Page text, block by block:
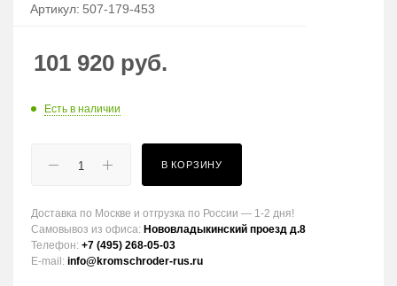
Артикул: 507-179-453
101 920 руб.
Есть в наличии
В КОРЗИНУ
Доставка по Москве и отгрузка по России — 1-2 дня!
Самовывоз из офиса: Нововладыкинский проезд д.8
Телефон: +7 (495) 268-05-03
E-mail: info@kromschroder-rus.ru